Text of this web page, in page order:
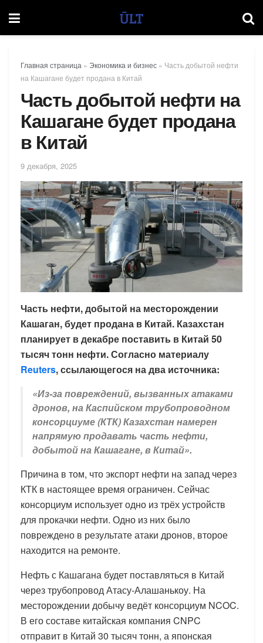
Главная страница » Экономика и бизнес » Часть добытой нефти
на Кашагане будет продана в Китай
Часть добытой нефти на
Кашагане будет продана
в Китай
9 декабря, 2025
Часть нефти, добытой на месторождении
Кашаган, будет продана в Китай. Казахстан
планирует в декабре поставить в Китай 50
тысяч тонн нефти. Согласно материалу
Reuters, ссылающегося на два источника:
«Из-за повреждений, вызванных атаками
дронов, на Каспийском трубопроводном
консорциуме (КТК) Казахстан намерен
напрямую продавать часть нефти,
добытой на Кашагане, в Китай».
Причина в том, что экспорт нефти на запад через
КТК в настоящее время ограничен. Сейчас
консорциум использует одно из трёх устройств
для прокачки нефти. Одно из них было
повреждено в результате атаки дронов, второе
находится на ремонте.
Нефть с Кашагана будет поставляться в Китай
через трубопровод Атасу-Алашанькоу. На
месторождении добычу ведёт консорциум NCOC.
В его составе китайская компания CNPC
отправит в Китай 30 тысяч тонн, а японская